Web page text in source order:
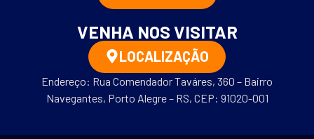
VENHA NOS VISITAR
LOCALIZAÇÃO
Endereço: Rua Comendador Taváres, 360 – Bairro
Navegantes, Porto Alegre – RS, CEP: 91020-001